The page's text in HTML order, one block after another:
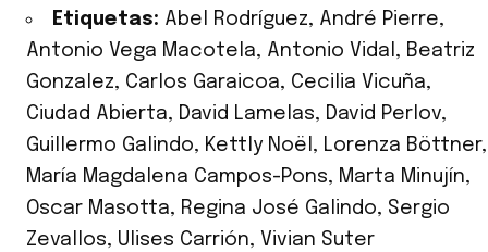
Etiquetas: Abel Rodríguez, André Pierre,
Antonio Vega Macotela, Antonio Vidal , Beatriz
Gonzalez, Carlos Garaicoa, Cecilia Vicuña,
Ciudad Abierta, David Lamelas, David Perlov,
Guillermo Galindo, Kettly Noël , Lorenza Böttner,
María Magdalena Campos-Pons, Marta Minujín,
Oscar Masotta, Regina José Galindo, Sergio
Zevallos, Ulises Carrión, Vivian Suter